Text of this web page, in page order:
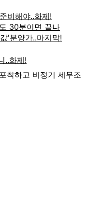
착하고 비정기 세무조